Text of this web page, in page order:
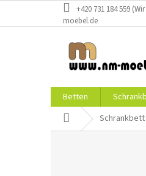
springen
+420 731 184 559
moebel.de
Betten
StartseiteSchrankbett